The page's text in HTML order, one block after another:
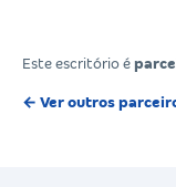
Este escritório é
← Ver outros